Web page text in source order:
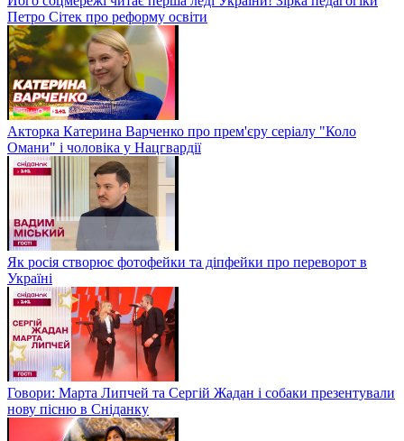
Петро Сітек про реформу освіти
Акторка Катерина Варченко про прем'єру серіалу "Коло
Омани" і чоловіка у Нацгвардії
Як росія створює фотофейки та діпфейки про переворот в
Україні
Говори: Марта Липчей та Сергій Жадан і собаки презентували
нову пісню в Сніданку